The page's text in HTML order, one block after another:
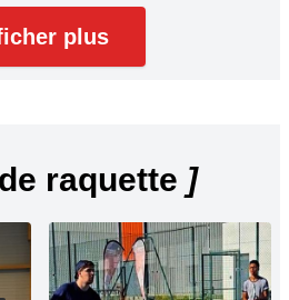
plus
raquette ]